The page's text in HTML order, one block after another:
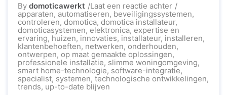
By domoticawerkt Laat een reactie achterop
De
Rol
van
de
Domotica
Installateur
in
Slimme
apparaten, automatiseren, beveiligingssystemen,
controleren, domotica, domotica installateur,
domoticasystemen, elektronica, expertise en
ervaring, huizen, innovaties, installateur, installeren,
klantenbehoeften, netwerken, onderhouden,
ontwerpen, op maat gemaakte oplossingen,
professionele installatie, slimme woningomgeving,
smart home-technologie, software-integratie,
specialist, systemen, technologische ontwikkelingen,
trends, up-to-date blijven